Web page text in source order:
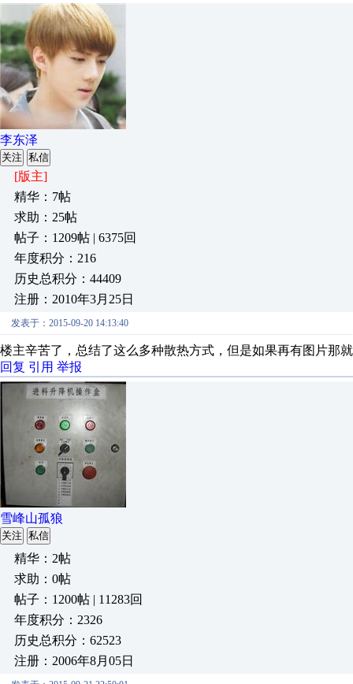
李东泽
关注 私信
[版主]
精华：7帖
求助：25帖
帖子：1209帖 | 6375回
年度积分：216
历史总积分：44409
注册：2010年3月25日
发表于：2015-09-20 14:13:40
楼主辛苦了，总结了这么多种散热方式，但是如果再有图片那
回复 引用 举报
雪峰山孤狼
关注 私信
精华：2帖
求助：0帖
帖子：1200帖 | 11283回
年度积分：2326
历史总积分：62523
注册：2006年8月05日